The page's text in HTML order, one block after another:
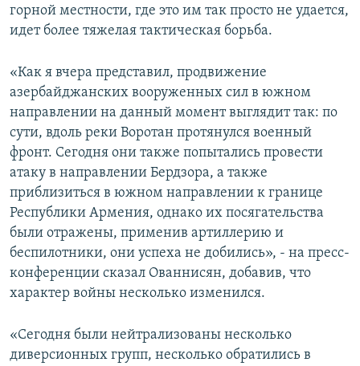
горной местности, где это им так просто не удается,
идет более тяжелая тактическая борьба.
«Как я вчера представил, продвижение
азербайджанских вооруженных сил в южном
направлении на данный момент выглядит так: по
сути, вдоль реки Воротан протянулся военный
фронт. Сегодня они также попытались провести
атаку в направлении Бердзора, а также
приблизиться в южном направлении к границе
Республики Армения, однако их посягательства
были отражены, применив артиллерию и
беспилотники, они успеха не добились», - на пресс-
конференции сказал Ованнисян, добавив, что
характер войны несколько изменился.
«Сегодня были нейтрализованы несколько
диверсионных групп, несколько обратились в